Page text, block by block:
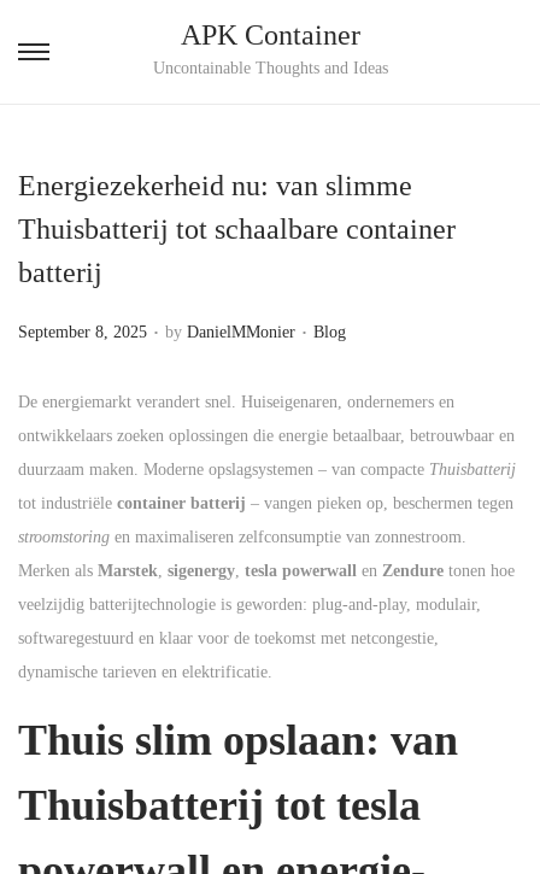
S
o
v
g
a
t
i
o
n
S
o
n
e
n
t
APK Container
Uncontainable Thoughts and Ideas
Energiezekerheid nu: van slimme
Thuisbatterij tot schaalbare container
batterij
P
s
t
e
d
o
n
September 8, 2025 . by DanielMMonier . P
s
t
d
i
n
Blog
De energiemarkt verandert snel. Huiseigenaren, ondernemers en
ontwikkelaars zoeken oplossingen die energie betaalbaar, betrouwbaar en
duurzaam maken. Moderne opslagsystemen – van compacte Thuisbatterij
tot industriële container batterij – vangen pieken op, beschermen tegen
stroomstoring en maximaliseren zelfconsumptie van zonnestroom.
Merken als Marstek, sigenergy, tesla powerwall en Zendure tonen hoe
veelzijdig batterijtechnologie is geworden: plug-and-play, modulair,
softwaregestuurd en klaar voor de toekomst met netcongestie,
dynamische tarieven en elektrificatie.
Thuis slim opslaan: van
Thuisbatterij tot tesla